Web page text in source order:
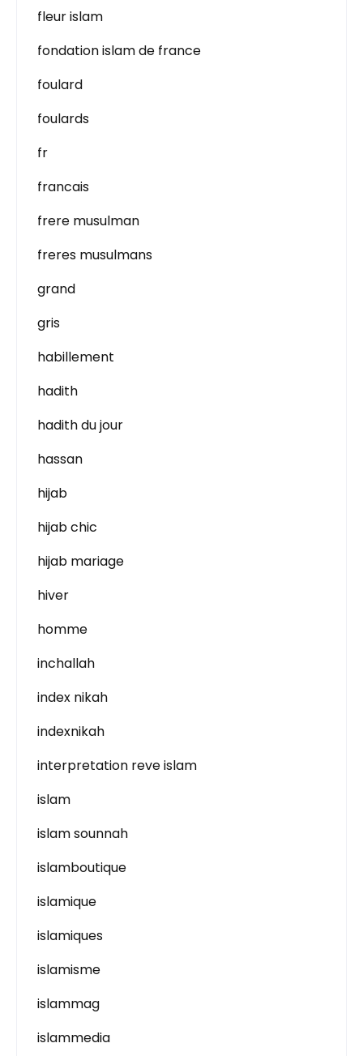
fleur islam
fondation islam de france
foulard
foulards
fr
francais
frere musulman
freres musulmans
grand
gris
habillement
hadith
hadith du jour
hassan
hijab
hijab chic
hijab mariage
hiver
homme
inchallah
index nikah
indexnikah
interpretation reve islam
islam
islam sounnah
islamboutique
islamique
islamiques
islamisme
islammag
islammedia